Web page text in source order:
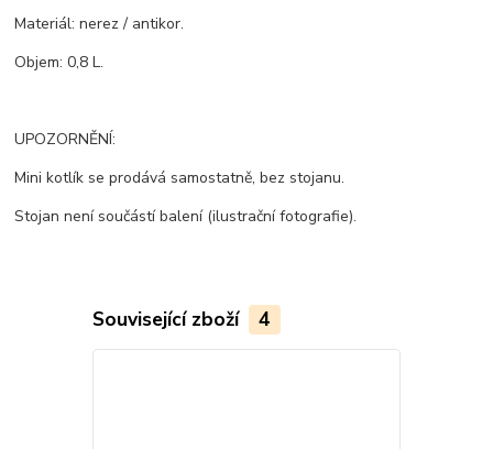
Materiál: nerez / antikor.
Objem: 0,8 L.
UPOZORNĚNÍ:
Mini kotlík se prodává samostatně, bez stojanu.
Stojan není součástí balení (ilustrační fotografie).
Související zboží 4